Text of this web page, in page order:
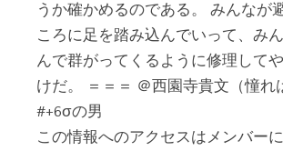
うか確かめるのである。 みんなが
ころに足を踏み込んでいって、み
んで群がってくるように修理して
けだ。 ＝＝＝ ＠西園寺貴文（憧れ
#+6σの男
この情報へのアクセスはメンバー